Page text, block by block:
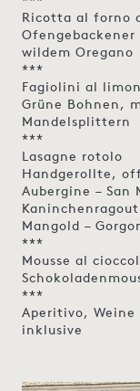
Ricotta al forno
wildem Oregano
***
Fagiolini al
Grüne Bohnen,
Mandelsplittern
***
Lasagne rotolo
Handgerollte,
Aubergine – San
Mangold –
***
Mousse al
***
Aperitivo,
inklusive